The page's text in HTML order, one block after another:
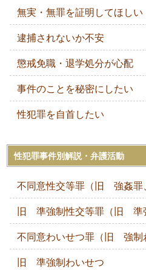
無実・無罪を証明してほしい
逮捕されないか不安
懲戒免職・退学処分が心配
事件のことを秘密にしたい
性犯罪を自首したい
性犯罪事件別解説・弁護活動
不同意性交等罪（旧 強姦罪
旧 準強制性交等罪（旧 準
不同意わいせつ罪（旧 強制
旧 準強制わいせつ